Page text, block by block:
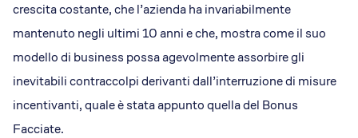
crescita costante, che l’azienda ha invariabilmente
mantenuto negli ultimi 10 anni e che, mostra come il suo
modello di business possa agevolmente assorbire gli
inevitabili contraccolpi derivanti dall’interruzione di misure
incentivanti, quale è stata appunto quella del Bonus
Facciate.